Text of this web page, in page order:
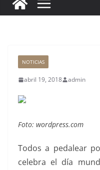
NOTICIAS
abril 19, 2018 admin
Foto: wordpress.com
Todos a pedalear
celebra el día